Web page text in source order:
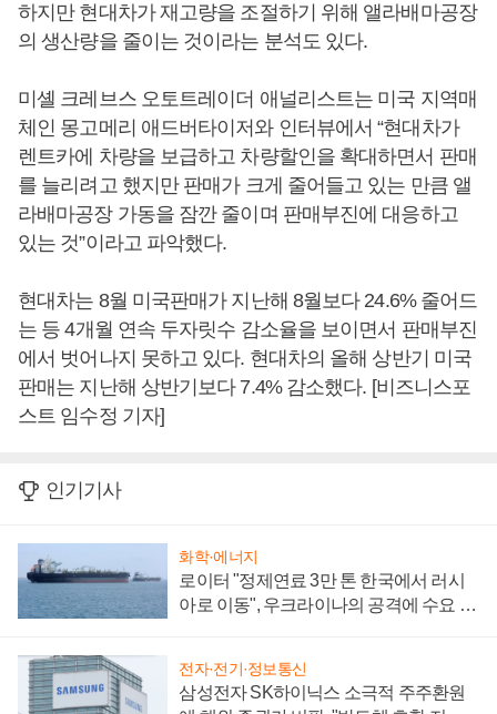
하지만 현대차가 재고량을 조절하기 위해 앨라배마공장
의 생산량을 줄이는 것이라는 분석도 있다.
미셸 크레브스 오토트레이더 애널리스트는 미국 지역매
체인 몽고메리 애드버타이저와 인터뷰에서 “현대차가
렌트카에 차량을 보급하고 차량할인을 확대하면서 판매
를 늘리려고 했지만 판매가 크게 줄어들고 있는 만큼 앨
라배마공장 가동을 잠깐 줄이며 판매부진에 대응하고
있는 것”이라고 파악했다.
현대차는 8월 미국판매가 지난해 8월보다 24.6% 줄어드
는 등 4개월 연속 두자릿수 감소율을 보이면서 판매부진
에서 벗어나지 못하고 있다. 현대차의 올해 상반기 미국
판매는 지난해 상반기보다 7.4% 감소했다. [비즈니스포
스트 임수정 기자]
인기기사
화학·에너지
로이터 "정제연료 3만 톤 한국에서 러시
아로 이동", 우크라이나의 공격에 수요 늘
전자·전기·정보통신
삼성전자 SK하이닉스 소극적 주주환원